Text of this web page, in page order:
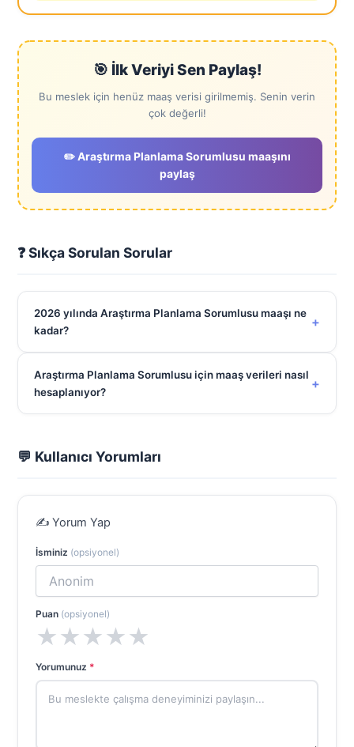
🎯 İlk Veriyi Sen Paylaş!
Bu meslek için henüz maaş verisi girilmemiş. Senin verin
çok değerli!
✏️ Araştırma Planlama Sorumlusu maaşını
paylaş
❓ Sıkça Sorulan Sorular
2026 yılında Araştırma Planlama Sorumlusu maaşı ne
kadar?
+
Araştırma Planlama Sorumlusu için maaş verileri nasıl
hesaplanıyor?
+
💬 Kullanıcı Yorumları
✍️ Yorum Yap
İsminiz (opsiyonel)
Puan (opsiyonel)
★★★★★
Yorumunuz *